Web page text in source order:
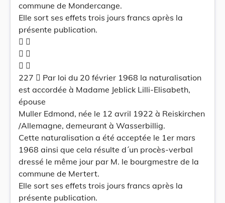
commune de Mondercange.
Elle sort ses effets trois jours francs après la
présente publication.
 
 
 
227  Par loi du 20 février 1968 la naturalisation
est accordée à Madame Jeblick Lilli-Elisabeth,
épouse
Muller Edmond, née le 12 avril 1922 à Reiskirchen
/Allemagne, demeurant à Wasserbillig.
Cette naturalisation a été acceptée le 1er mars
1968 ainsi que cela résulte d´un procès-verbal
dressé le même jour par M. le bourgmestre de la
commune de Mertert.
Elle sort ses effets trois jours francs après la
présente publication.